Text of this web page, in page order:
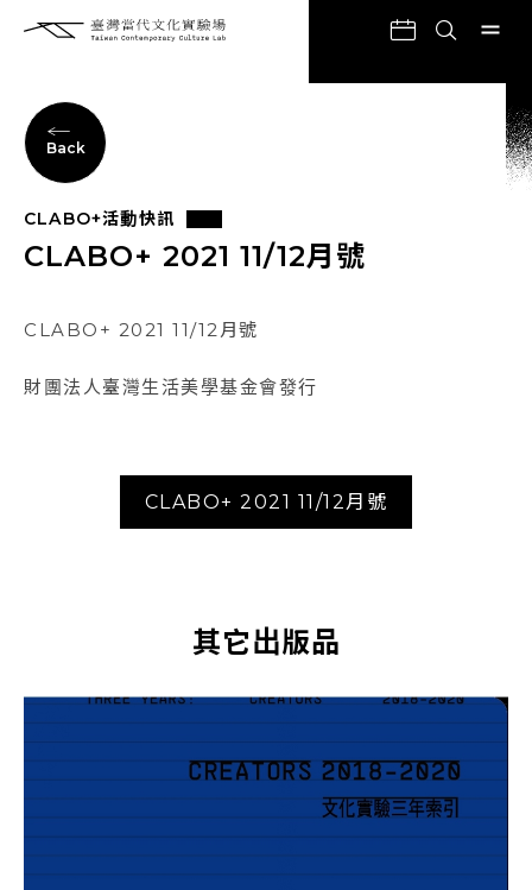
Back
CLABO+活動快訊
CLABO+ 2021 11/12月號
CLABO+ 2021 11/12月號
財團法人臺灣生活美學基金會發行
CLABO+ 2021 11/12月號
其它出版品